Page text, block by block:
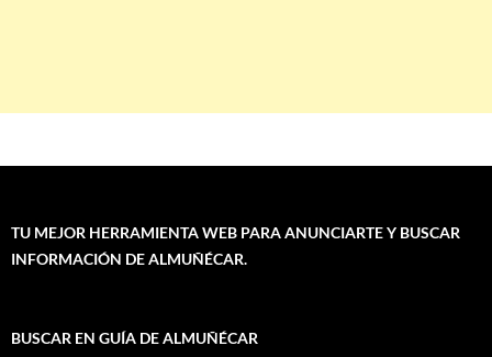
TU MEJOR HERRAMIENTA WEB PARA ANUNCIARTE Y BUSCAR
INFORMACIÓN DE ALMUÑÉCAR.
BUSCAR EN GUÍA DE ALMUÑÉCAR